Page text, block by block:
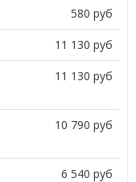
580 руб
11 130 руб
11 130 руб
10 790 руб
6 540 руб